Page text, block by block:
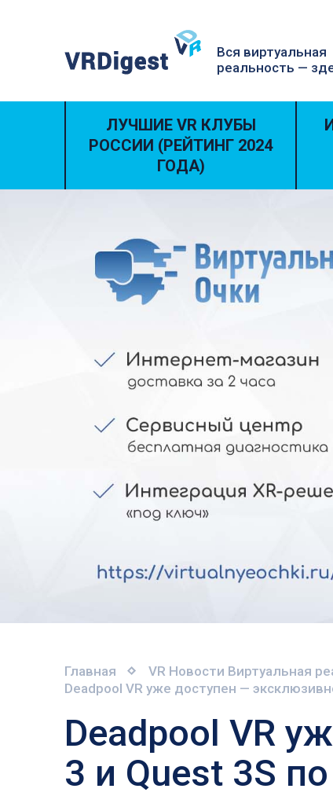
Вся виртуальная
реальность —
ЛУЧШИЕ VR КЛУБЫ
РОССИИ (РЕЙТИНГ 2024
ГОДА)
Главная VR Новости Виртуальная
Deadpool VR уже доступен —
Deadpool VR
3 и Quest 3S